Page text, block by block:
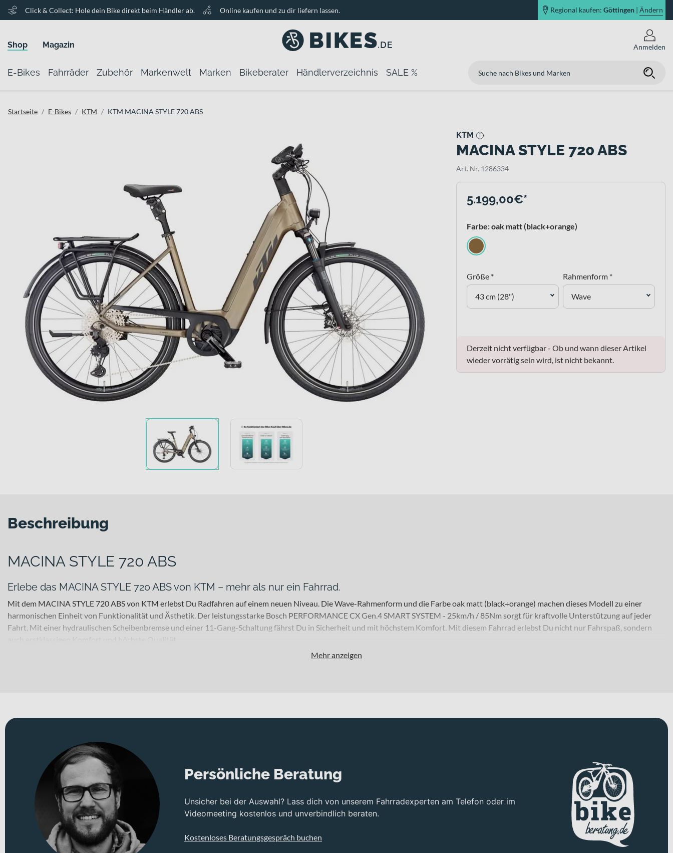
Click & Collect: Hole dein Bike direkt beim Händler ab. Online kaufen und zu dir liefern lassen. Regional kaufen: Göttingen | Ändern
Shop Magazin Anmelden
E-Bikes Fahrräder Zubehör Markenwelt Marken Bikeberater Händlerverzeichnis SALE %
Startseite E-Bikes KTM KTM MACINA STYLE 720 ABS
KTM
MACINA STYLE 720 ABS
Art. Nr. 1286334
5.199,00€*
Farbe: oak matt (black+orange)
Größe *
43 cm (28")
Rahmenform *
Wave
Derzeit nicht verfügbar - Ob und wann dieser Artikel
wieder vorrätig sein wird, ist nicht bekannt.
Beschreibung
MACINA STYLE 720 ABS
Erlebe das MACINA STYLE 720 ABS von KTM – mehr als nur ein Fahrrad.
Mit dem MACINA STYLE 720 ABS von KTM erlebst Du Radfahren auf einem neuen Niveau. Die Wave-Rahmenform und die Farbe oak matt (black+orange) machen dieses Modell zu einer
harmonischen Einheit von Funktionalität und Ästhetik. Der leistungsstarke Bosch PERFORMANCE CX Gen.4 SMART SYSTEM - 25km/h / 85Nm sorgt für kraftvolle Unterstützung auf jeder
Fahrt. Mit einer hydraulischen Scheibenbremse und einer 11-Gang-Schaltung fährst Du in Sicherheit und mit höchstem Komfort. Mit diesem Fahrrad erlebst Du nicht nur Fahrspaß, sondern
Mehr anzeigen
Persönliche Beratung
Unsicher bei der Auswahl? Lass dich von unserem Fahrradexperten am Telefon oder im
Videomeeting kostenlos und unverbindlich beraten.
Kostenloses Beratungsgespräch buchen